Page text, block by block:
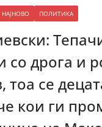
НАЈНОВО ПОЛИТИКА
со дрога и
тоа се
кои ги